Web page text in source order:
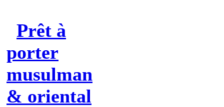
Prêt à
porter
musulman
& oriental